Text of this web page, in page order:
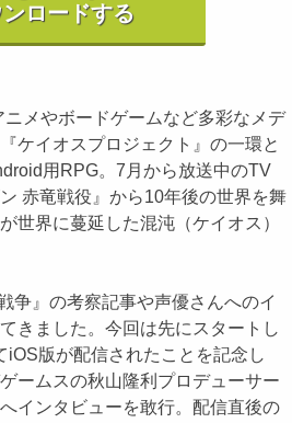
ンロードする
メやボードゲームなど多彩なメデ
ケイオスプロジェクト』の一環と
用RPG。7月から放送中のTV
赤竜戦役』から10年後の世界を舞
世界に蔓延した混沌（ケイオス）
争』の考察記事や声優さんへのイ
きました。今回は先にスタートし
iOS版が配信されたことを記念し
ームスの秋山隆利プロデューサー
インタビューを敢行。配信直後の